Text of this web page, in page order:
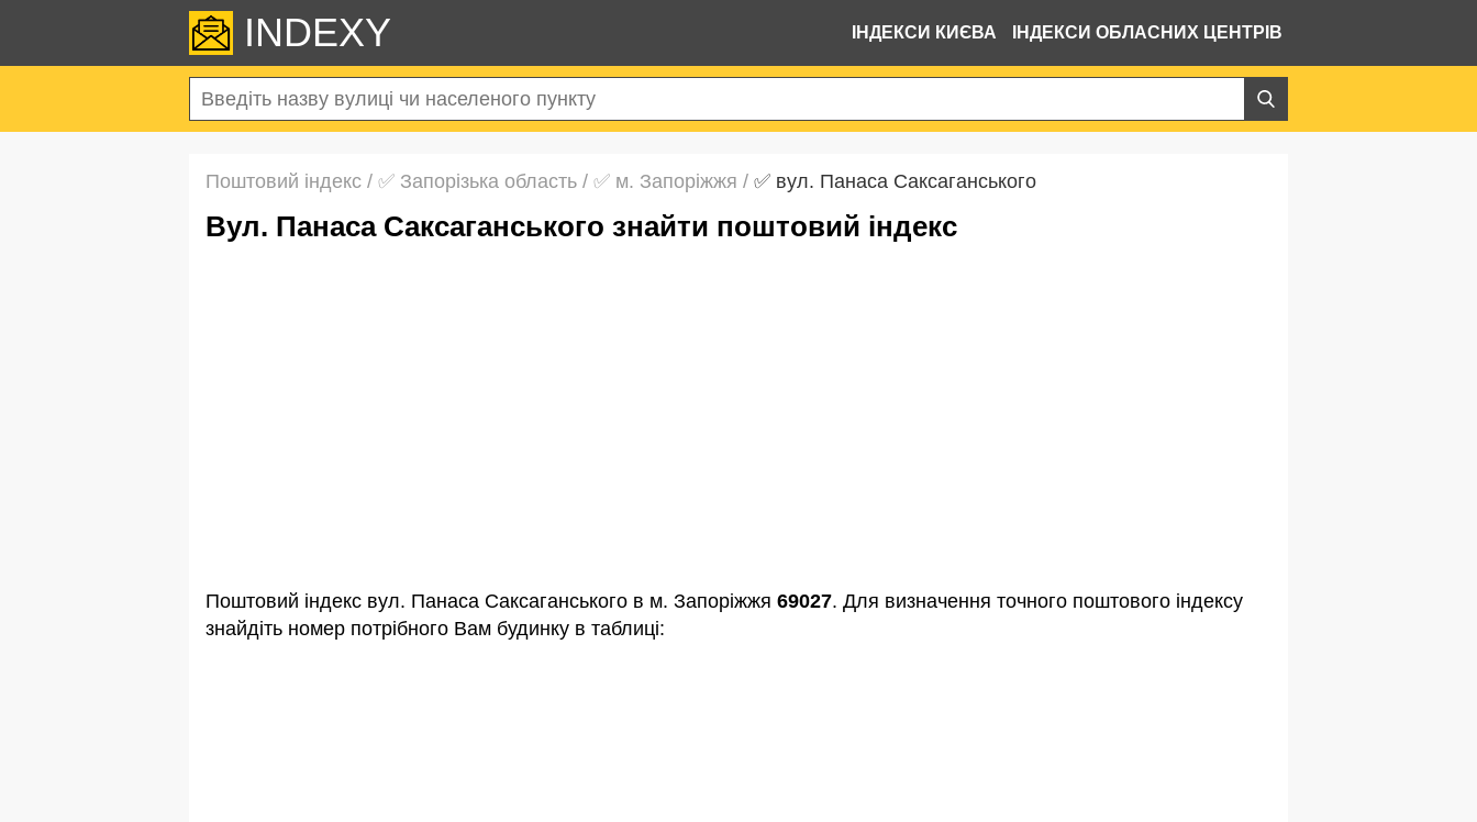
INDEXY ІНДЕКСИ КИЄВА ІНДЕКСИ ОБЛАСНИХ ЦЕНТРІВ
Поштовий індекс / ✅ Запорізька область / ✅ м. Запоріжжя / ✅ вул. Панаса Саксаганського
вул. Панаса Саксаганського знайти поштовий індекс
Поштовий індекс вул. Панаса Саксаганського в м. Запоріжжя 69027. Для визначення точного поштового індексу
знайдіть номер потрібного Вам будинку в таблиці: